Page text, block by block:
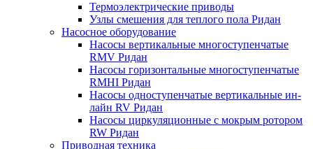
Термоэлектрические приводы
Узлы смешения для теплого пола Ридан
Насосное оборудование
Насосы вертикальные многоступенчатые
RMV Ридан
Насосы горизонтальные многоступенчатые
RMHI Ридан
Насосы одноступенчатые вертикальные ин-
лайн RV Ридан
Насосы циркуляционные с мокрым ротором
RW Ридан
Приводная техника